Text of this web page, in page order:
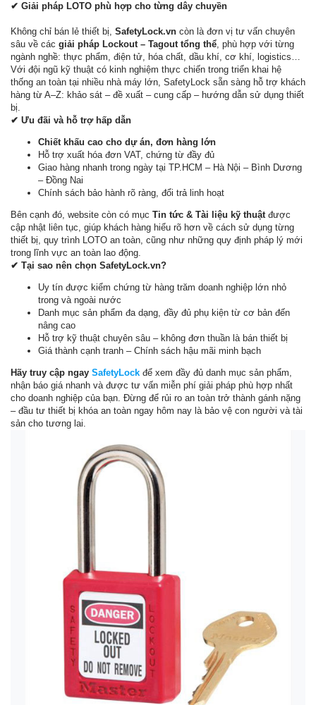
✔ Giải pháp LOTO phù hợp cho từng dây chuyền
Không chỉ bán lẻ thiết bị, SafetyLock.vn còn là đơn vị tư vấn chuyên
sâu về các giải pháp Lockout – Tagout tổng thể, phù hợp với từng
ngành nghề: thực phẩm, điện tử, hóa chất, dầu khí, cơ khí, logistics…
Với đội ngũ kỹ thuật có kinh nghiệm thực chiến trong triển khai hệ
thống an toàn tại nhiều nhà máy lớn, SafetyLock sẵn sàng hỗ trợ khách
hàng từ A–Z: khảo sát – đề xuất – cung cấp – hướng dẫn sử dụng thiết
bị.
✔ Ưu đãi và hỗ trợ hấp dẫn
Chiết khấu cao cho dự án, đơn hàng lớn
Hỗ trợ xuất hóa đơn VAT, chứng từ đầy đủ
Giao hàng nhanh trong ngày tại TP.HCM – Hà Nội – Bình Dương
– Đồng Nai
Chính sách bảo hành rõ ràng, đổi trả linh hoạt
Bên cạnh đó, website còn có mục Tin tức & Tài liệu kỹ thuậtđược
cập nhật liên tục, giúp khách hàng hiểu rõ hơn về cách sử dụng từng
thiết bị, quy trình LOTO an toàn, cũng như những quy định pháp lý mới
trong lĩnh vực an toàn lao động.
✔ Tại sao nên chọn SafetyLock.vn?
Uy tín được kiểm chứng từ hàng trăm doanh nghiệp lớn nhỏ
trong và ngoài nước
Danh mục sản phẩm đa dạng, đầy đủ phụ kiện từ cơ bản đến
nâng cao
Hỗ trợ kỹ thuật chuyên sâu – không đơn thuần là bán thiết bị
Giá thành cạnh tranh – Chính sách hậu mãi minh bạch
Hãy truy cập ngay SafetyLock để xem đầy đủ danh mục sản phẩm,
nhận báo giá nhanh và được tư vấn miễn phí giải pháp phù hợp nhất
cho doanh nghiệp của bạn. Đừng để rủi ro an toàn trở thành gánh nặng
– đầu tư thiết bị khóa an toàn ngay hôm nay là bảo vệ con người và tài
sản cho tương lai.